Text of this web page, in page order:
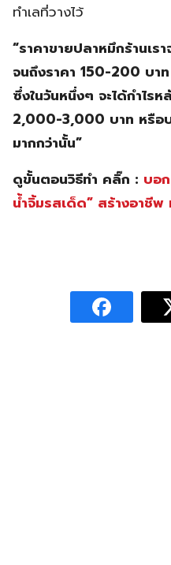
ทำเลที่วางไว้
“ราคาขายปลาหมึกร้านเร
จนถึงราคา 150-200 บา
ซึ่งในวันหนึ่งๆ จะได้กำไร
2,000-3,000 บาท หรือบ
มากกว่านั้น”
ดูขั้นตอนวิธีทำ คลิ๊ก : บอ
น้ำจิ้มรสเด็ด” สร้างอาชีพ